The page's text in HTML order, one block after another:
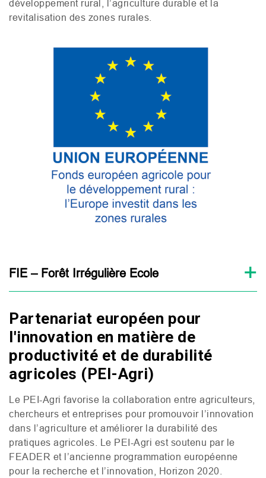
développement rural, l’agriculture durable et la
revitalisation des zones rurales.
FIE – Forêt Irrégulière Ecole
Partenariat européen pour
l'innovation en matière de
productivité et de durabilité
agricoles (PEI-Agri)
Le PEI-Agri favorise la collaboration entre agriculteurs,
chercheurs et entreprises pour promouvoir l’innovation
dans l’agriculture et améliorer la durabilité des
pratiques agricoles. Le PEI-Agri est soutenu par le
FEADER et l’ancienne programmation européenne
pour la recherche et l’innovation, Horizon 2020.